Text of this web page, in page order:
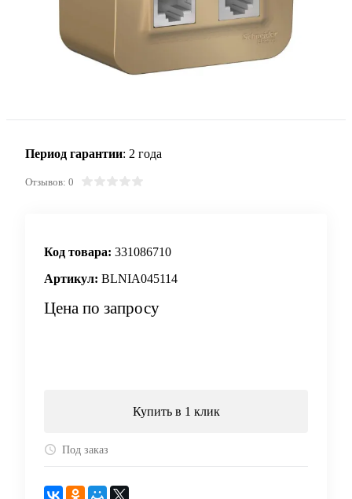
Период гарантии: 2 года
Отзывов: 0
Код товара: 331086710
Артикул: BLNIA045114
Цена по запросу
Купить в 1 клик
Под заказ